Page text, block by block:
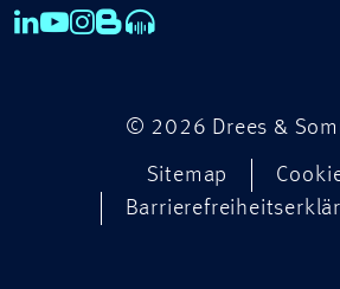
© 2026 Drees &
Sitemap